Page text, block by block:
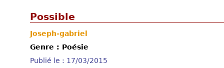
Possible
Joseph-gabriel
Genre : Poésie
Publié le : 17/03/2015